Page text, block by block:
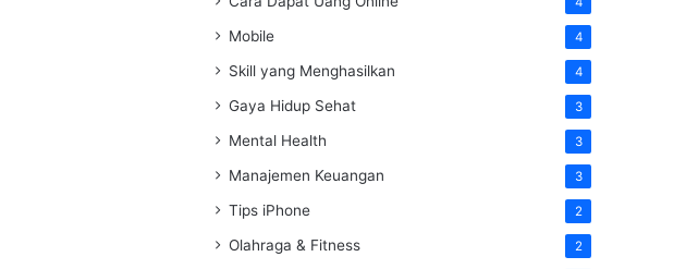
Mobile 4
Skill yang Menghasilkan 4
Gaya Hidup Sehat 3
Mental Health 3
Manajemen Keuangan 3
Tips iPhone 2
Olahraga & Fitness 2